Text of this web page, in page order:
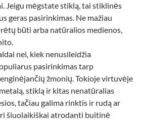
Jeigu mėgstate stiklą, tai stiklinės
geras pasirinkimas. Ne mažiau
būti arba natūralios medienos,
nei, kiek nenusileidžia
pasirinkimas tarp
žmonių. Tokioje virtuvėje
stiklą ir kitas nenatūralias
tačiau galima rinktis ir rudą ar
šiuolaikiškai atrodanti buitinė